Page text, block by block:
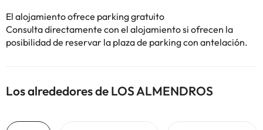
El alojamiento ofrece parking gratuito
Consulta directamente con el alojamiento si ofrecen la
posibilidad de reservar la plaza de parking con antelación.
Los alrededores de LOS ALMENDROS